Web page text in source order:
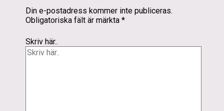
Din e-postadress kommer inte publiceras.
Obligatoriska fält är märkta *
Skriv här..